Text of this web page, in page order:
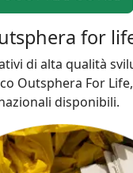
for
di alta qualità
Outsphera For
disponibili.